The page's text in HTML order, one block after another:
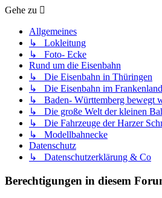
Gehe zu
Allgemeines
↳ Lokleitung
↳ Foto- Ecke
Rund um die Eisenbahn
↳ Die Eisenbahn in Thüringen
↳ Die Eisenbahn im Frankenland
↳ Baden- Württemberg bewegt
↳ Die große Welt der kleinen
↳ Die Fahrzeuge der Harzer
↳ Modellbahnecke
Datenschutz
↳ Datenschutzerklärung & Co
Berechtigungen in diesem